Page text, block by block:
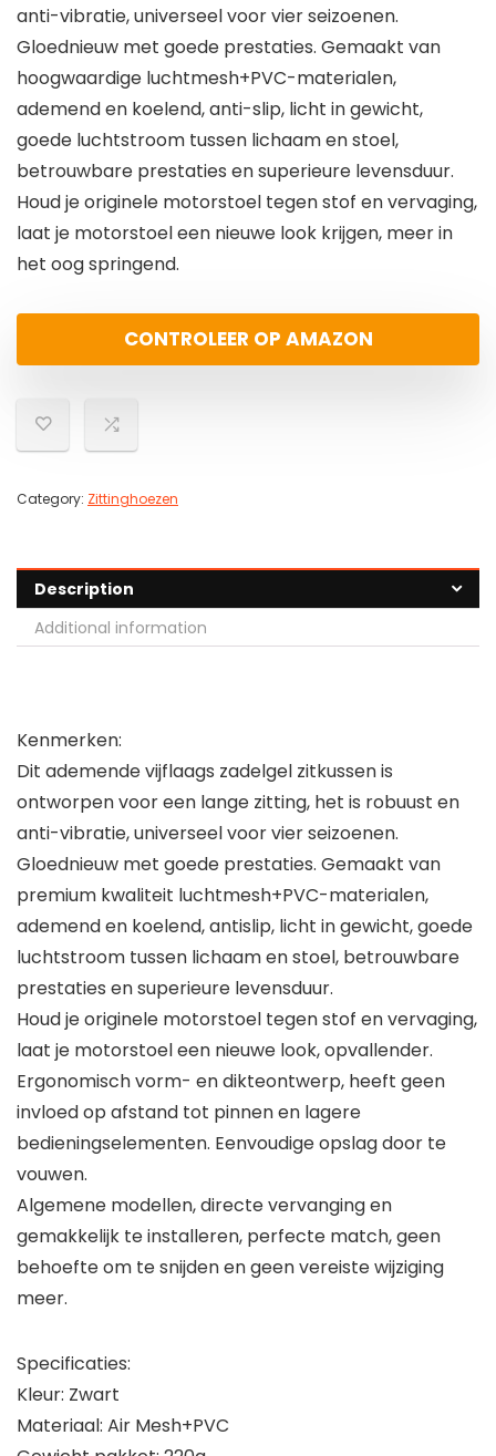
anti-vibratie, universeel voor vier seizoenen.
Gloednieuw met goede prestaties. Gemaakt van
hoogwaardige luchtmesh+PVC-materialen,
ademend en koelend, anti-slip, licht in gewicht,
goede luchtstroom tussen lichaam en stoel,
betrouwbare prestaties en superieure levensduur.
Houd je originele motorstoel tegen stof en vervaging,
laat je motorstoel een nieuwe look krijgen, meer in
het oog springend.
CONTROLEER OP AMAZON
Category: Zittinghoezen
Description
Additional information
Kenmerken:
Dit ademende vijflaags zadelgel zitkussen is
ontworpen voor een lange zitting, het is robuust en
anti-vibratie, universeel voor vier seizoenen.
Gloednieuw met goede prestaties. Gemaakt van
premium kwaliteit luchtmesh+PVC-materialen,
ademend en koelend, antislip, licht in gewicht, goede
luchtstroom tussen lichaam en stoel, betrouwbare
prestaties en superieure levensduur.
Houd je originele motorstoel tegen stof en vervaging,
laat je motorstoel een nieuwe look, opvallender.
Ergonomisch vorm- en dikteontwerp, heeft geen
invloed op afstand tot pinnen en lagere
bedieningselementen. Eenvoudige opslag door te
vouwen.
Algemene modellen, directe vervanging en
gemakkelijk te installeren, perfecte match, geen
behoefte om te snijden en geen vereiste wijziging
meer.
Specificaties:
Kleur: Zwart
Materiaal: Air Mesh+PVC